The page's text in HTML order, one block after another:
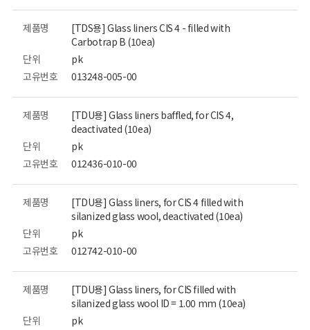
제품명
[TDS용] Glass liners CIS 4 - filled with
Carbotrap B (10ea)
단위
pk
고유번호
013248-005-00
제품명
[TDU용] Glass liners baffled, for CIS 4,
deactivated (10ea)
단위
pk
고유번호
012436-010-00
제품명
[TDU용] Glass liners, for CIS 4 filled with
silanized glass wool, deactivated (10ea)
단위
pk
고유번호
012742-010-00
제품명
[TDU용] Glass liners, for CIS filled with
silanized glass wool ID = 1.00 mm (10ea)
단위
pk